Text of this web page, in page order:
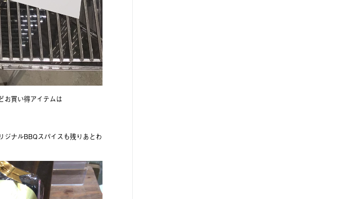
お買い得アイテムは
ジナルBBQスパイスも残りあとわ